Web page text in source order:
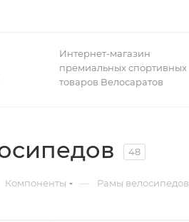
Интернет-магазин
премиальных спортивных
товаров Велосаратов
48
Компоненты — Рамы велосипедов